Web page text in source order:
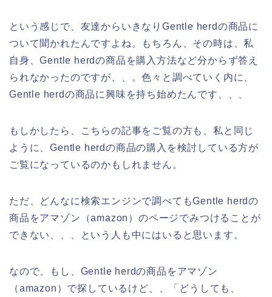
という感じで、友達からいきなりGentle herdの商品に
ついて聞かれたんですよね。もちろん、その時は、私
自身、Gentle herdの商品を購入方法など分からず答え
られなかったのですが、、。色々と調べていく内に、
Gentle herdの商品に興味を持ち始めたんです、、、
もしかしたら、こちらの記事をご覧の方も、私と同じ
ように、Gentle herdの商品の購入を検討している方が
ご覧になっているのかもしれません。
ただ、どんなに検索エンジンで調べてもGentle herdの
商品をアマゾン（amazon）のページでみつけることが
できない、、、という人も中にはいると思います。
なので、もし、Gentle herdの商品をアマゾン
（amazon）で探しているけど、、「どうしても、